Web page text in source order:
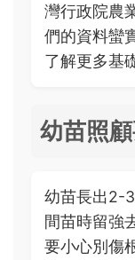
灣行政院農
們的資料蠻
了解更多基
幼苗照
幼苗長出2-3
間苗時留強
要小心別傷